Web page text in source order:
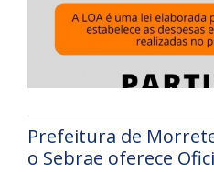
Prefeitura de
o Sebrae oferece